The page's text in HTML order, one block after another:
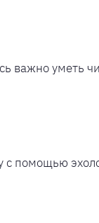
важно уметь
помощью